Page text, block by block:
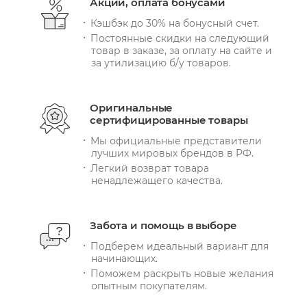
Кэшбэк до 30% на бонусный счет.
Постоянные скидки на следующий
товар в заказе, за оплату на сайте и
за утилизацию б/у товаров.
Оригинальные
сертифицированные товары
Мы официальные представители
лучших мировых брендов в РФ.
Легкий возврат товара
ненадлежащего качества.
Забота и помощь в выборе
Подберем идеальный вариант для
начинающих.
Поможем раскрыть новые желания
опытным покупателям.